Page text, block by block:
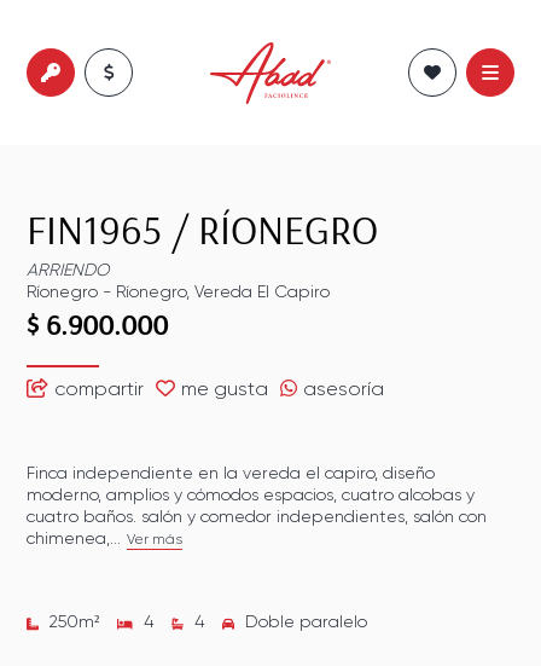
FIN1965 / RÍONEGRO
ARRIENDO
Ríonegro - Ríonegro,Vereda El Capiro
$ 6.900.000
compartir me gusta asesoría
Finca independiente en la vereda el capiro, diseño
moderno, amplios y cómodos espacios, cuatro alcobas y
cuatro baños. salón y comedor independientes, salón con
chimenea,...
Ver más
250m² 4 4 Doble paralelo